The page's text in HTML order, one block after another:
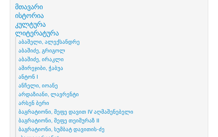
მთავარი
ისტორია
კულტურა
ლიტერატურა
აბაშელი, ალექსანდრე
აბაშიძე, გრიგოლ
აბაშიძე, ირაკლი
ამირეჯიბი, ჭაბუა
ანტონ I
ანჩელი, იოანე
არდაზიანი, ლავრენტი
არსენ ბერი
ბაგრატიონი, მეფე დავით IV აღმაშენებელი
ბაგრატიონი, მეფე თეიმურაზ II
ბაგრატიონი, სუმბატ დავითის-ძე